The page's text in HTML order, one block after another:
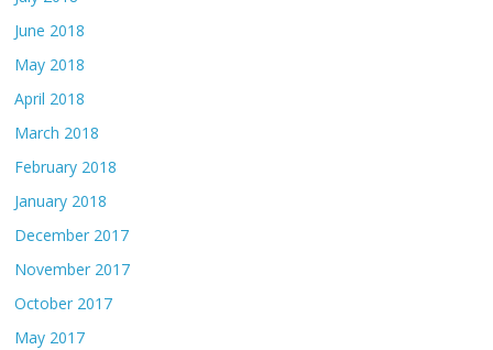
June 2018
May 2018
April 2018
March 2018
February 2018
January 2018
December 2017
November 2017
October 2017
May 2017